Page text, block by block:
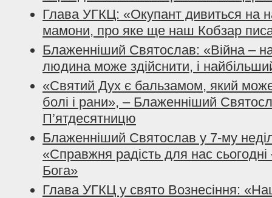
Глава УГКЦ: «Окупант дивиться на
мамони, про яке ще наш Кобзар
Блаженніший Святослав: «Війна –
людина може здійснити, і
«Святий Дух є бальзамом, який може
болі і рани», – Блаженніший
П’ятдесятницю
Блаженніший Святослав у 7-му
«Справжня радість для нас сьогодні
Бога»
Глава УГКЦ у свято Вознесіння: